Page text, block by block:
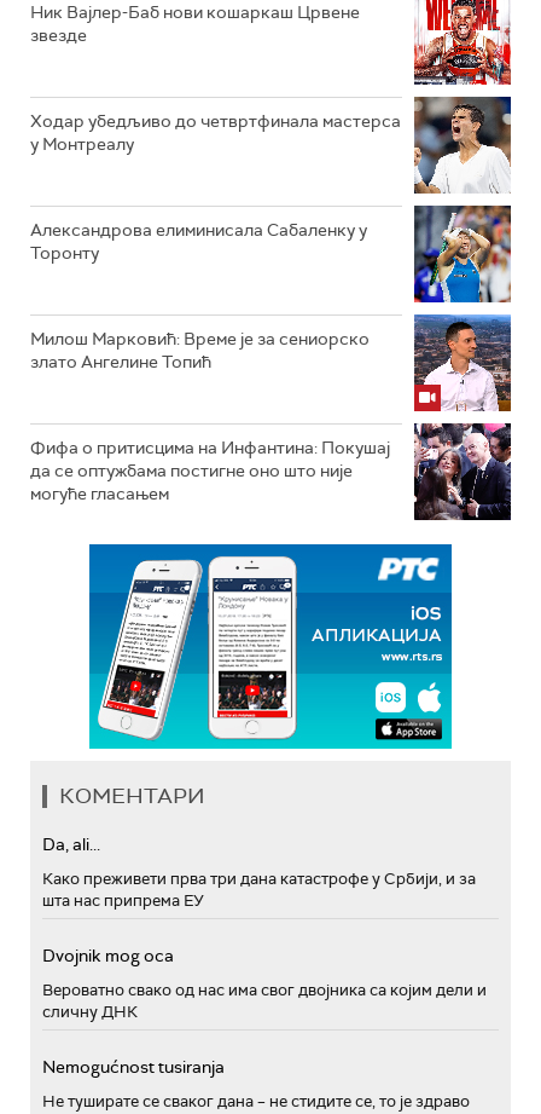
Ник Вајлер-Баб нови кошаркаш Црвене
звезде
Ходар убедљиво до четвртфинала мастерса
у Монтреалу
Александрова елиминисала Сабаленку у
Торонту
Милош Марковић: Време је за сениорско
злато Ангелине Топић
Фифа о притисцима на Инфантина: Покушај
да се оптужбама постигне оно што није
могуће гласањем
КОМЕНТАРИ
Da, ali...
Како преживети прва три дана катастрофе у Србији, и за
шта нас припрема ЕУ
Dvojnik mog oca
Вероватно свако од нас има свог двојника са којим дели и
сличну ДНК
Nemogućnost tusiranja
Не туширате се сваког дана – не стидите се, то је здраво